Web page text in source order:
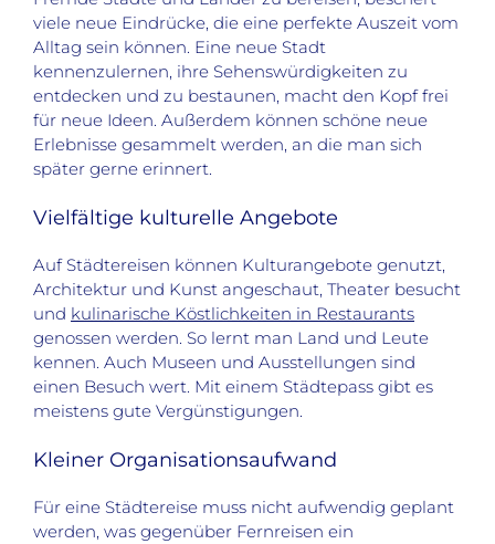
viele neue Eindrücke, die eine perfekte Auszeit vom
Alltag sein können. Eine neue Stadt
kennenzulernen, ihre Sehenswürdigkeiten zu
entdecken und zu bestaunen, macht den Kopf frei
für neue Ideen. Außerdem können schöne neue
Erlebnisse gesammelt werden, an die man sich
später gerne erinnert.
Vielfältige kulturelle Angebote
Auf Städtereisen können Kulturangebote genutzt,
Architektur und Kunst angeschaut, Theater besucht
und kulinarische Köstlichkeiten in Restaurants
genossen werden. So lernt man Land und Leute
kennen. Auch Museen und Ausstellungen sind
einen Besuch wert. Mit einem Städtepass gibt es
meistens gute Vergünstigungen.
Kleiner Organisationsaufwand
Für eine Städtereise muss nicht aufwendig geplant
werden, was gegenüber Fernreisen ein